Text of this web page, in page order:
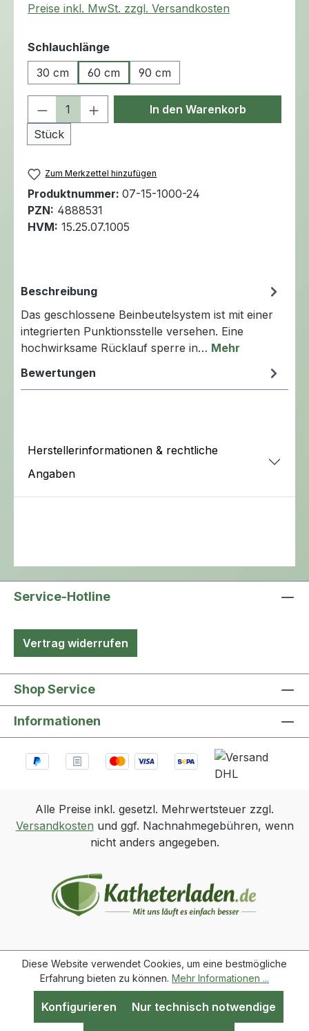
Preise inkl. MwSt. zzgl. Versandkosten
Schlauchlängeauswählen
30 cm
60 cm 90 cm
Produkt Anzahl: Gib den
Stück
In den Warenkorb
Zum Merkzettel hinzufügen
Produktnummer: 07-15-1000-24
PZN: 4888531
HVM: 15.25.07.1005
Beschreibung
Das geschlossene Beinbeutelsystem ist mit einer
integrierten Punktionsstelle versehen. Eine
hochwirksame Rücklauf sperre in… Mehr
Bewertungen
Herstellerinformationen & rechtliche
Angaben
Service-Hotline
Vertrag widerrufen
Shop Service
Informationen
Alle Preise inkl. gesetzl. Mehrwertsteuer zzgl.
Versandkosten und ggf. Nachnahmegebühren, wenn
nicht anders angegeben.
Diese Website verwendet Cookies, um eine bestmögliche
Erfahrung bieten zu können. Mehr Informationen ...
Nur technisch notwendige
Konfigurieren